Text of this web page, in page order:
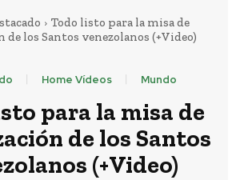
Todo listo para la misa de
de los Santos venezolanos (+Video)
Home Vídeos Mundo
para la misa de
de los Santos
(+Video)